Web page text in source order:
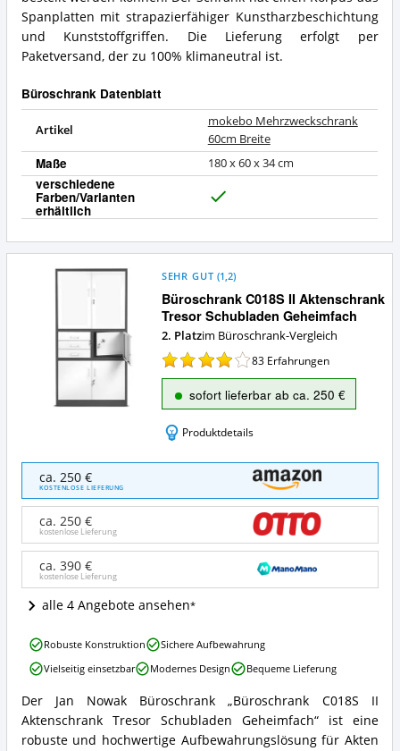
Spanplatten mit strapazierfähiger Kunstharzbeschichtung
und Kunststoffgriffen. Die Lieferung erfolgt per
Paketversand, der zu 100% klimaneutral ist.
Büroschrank Datenblatt
Artikel
mokebo Mehrzweckschrank
60cm Breite
Maße 180 x 60 x 34 cm
verschiedene
Farben/Varianten
erhältlich
a
Büroschrank C018S II Aktenschrank
Tresor Schubladen Geheimfach
SEHR GUT (1,2)
2. Platzim Büroschrank-Vergleich
83 Erfahrungen
sofort lieferbar ab ca. 250 €
Produktdetails
Büroschrank
C018S
II
Aktenschrank
Tresor
Schubladen
Geheimfach
Angebote:
Wo
ist
Büroschrank
erhältlich?
ca. 250 €
KOSTENLOSE LIEFERUNG
ca. 250 €
kostenlose Lieferung
ca. 390 €
kostenlose Lieferung
alle 4 Angebote ansehen
Büroschrank
C018S
II
Der Jan Nowak Büroschrank „Büroschrank C018S II
Aktenschrank Tresor Schubladen Geheimfach“ ist eine
robuste und hochwertige Aufbewahrungslösung für Akten
Büroschrank
C018S
Tresor
Schubladen
Geheimfach
Robuste Konstruktion
Sichere Aufbewahrung
Vielseitig einsetzbar
Modernes Design Bequeme Lieferung